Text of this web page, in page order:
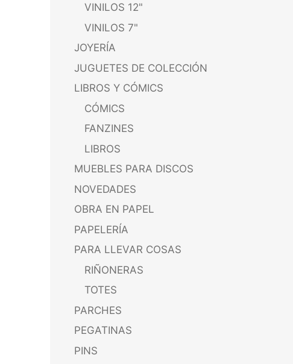
VINILOS 12"
VINILOS 7"
JOYERÍA
JUGUETES DE COLECCIÓN
LIBROS Y CÓMICS
CÓMICS
FANZINES
LIBROS
MUEBLES PARA DISCOS
NOVEDADES
OBRA EN PAPEL
PAPELERÍA
PARA LLEVAR COSAS
RIÑONERAS
TOTES
PARCHES
PEGATINAS
PINS